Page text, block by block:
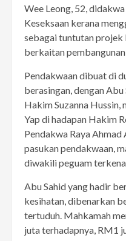
Wee Leong, 52,
Keseksaan kerana
sebagai tuntutan
berkaitan
Pendakwaan dibuat di
berasingan, dengan
Hakim Suzanna
Yap di hadapan Hakim
Pendakwa Raya
pasukan pendakwaan,
diwakili peguam
Abu Sahid yang hadir
kesihatan, dibenarkan
tertuduh. Mahkamah
juta terhadapnya, RM1